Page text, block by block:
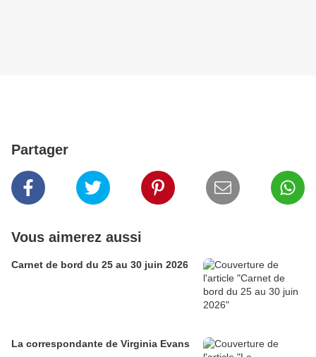
Partager
Vous aimerez aussi
Carnet de bord du 25 au 30 juin 2026
La correspondante de Virginia Evans